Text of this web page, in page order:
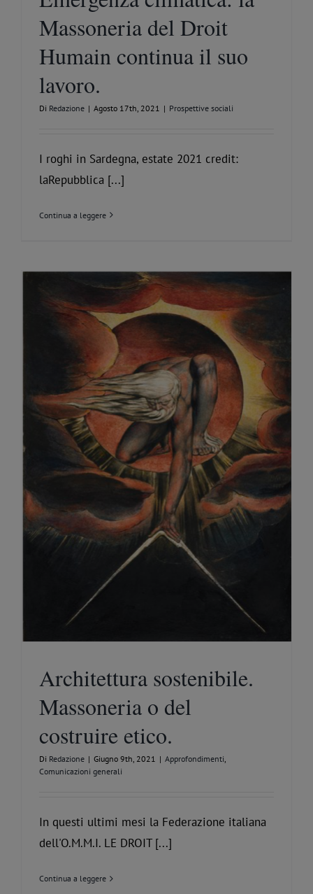
Massoneria del Droit
Humain continua il suo
lavoro.
Di Redazione | Agosto 17th, 2021 | Prospettive sociali
I roghi in Sardegna, estate 2021 credit:
laRepubblica [...]
Continua a leggere
Architettura sostenibile.
Massoneria o del
costruire etico.
Di Redazione | Giugno 9th, 2021 | Approfondimenti,
Comunicazioni generali
In questi ultimi mesi la Federazione italiana
dell'O.M.M.I. LE DROIT [...]
Continua a leggere